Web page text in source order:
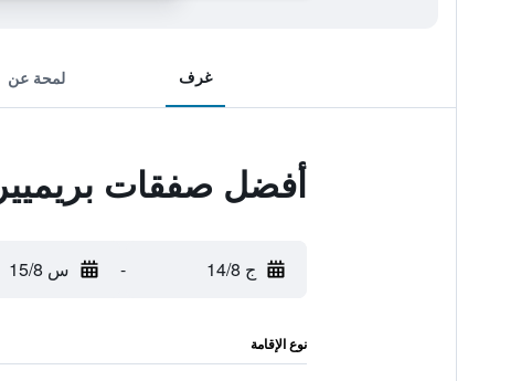
غرف لمحة عن
أفضل صفقات
ج 14/8 - س 15/8
نوع الإقامة